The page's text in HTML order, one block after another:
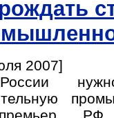
2007]
нужно